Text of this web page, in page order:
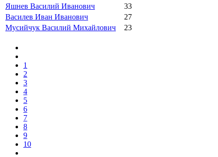
Яшнев Василий Иванович
33
Василев Иван Иванович
27
Мусийчук Василий Михайлович
23
1
2
3
4
5
6
7
8
9
10